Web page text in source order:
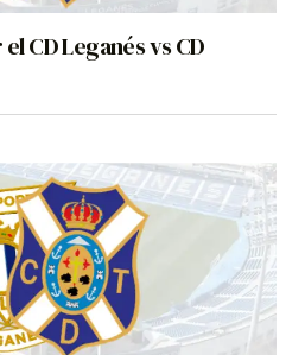
CD Leganés vs CD